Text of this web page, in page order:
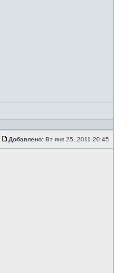
Добавлено: Вт янв 25, 2011 20:45